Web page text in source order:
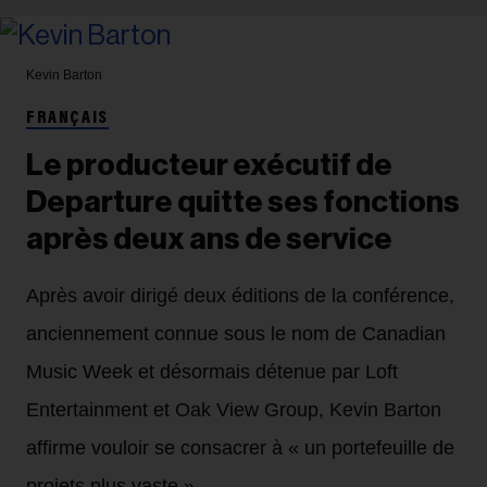
Kevin Barton
FRANÇAIS
Le producteur exécutif de
Departure quitte ses fonctions
après deux ans de service
Après avoir dirigé deux éditions de la conférence,
anciennement connue sous le nom de Canadian
Music Week et désormais détenue par Loft
Entertainment et Oak View Group, Kevin Barton
affirme vouloir se consacrer à « un portefeuille de